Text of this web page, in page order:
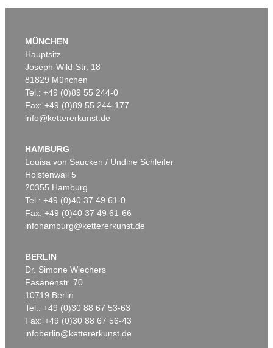
MÜNCHEN
Hauptsitz
Joseph-Wild-Str. 18
81829 München
Tel.: +49 (0)89 55 244-0
Fax: +49 (0)89 55 244-177
info@kettererkunst.de
HAMBURG
Louisa von Saucken / Undine Schleifer
Holstenwall 5
20355 Hamburg
Tel.: +49 (0)40 37 49 61-0
Fax: +49 (0)40 37 49 61-66
infohamburg@kettererkunst.de
BERLIN
Dr. Simone Wiechers
Fasanenstr. 70
10719 Berlin
Tel.: +49 (0)30 88 67 53-63
Fax: +49 (0)30 88 67 56-43
infoberlin@kettererkunst.de